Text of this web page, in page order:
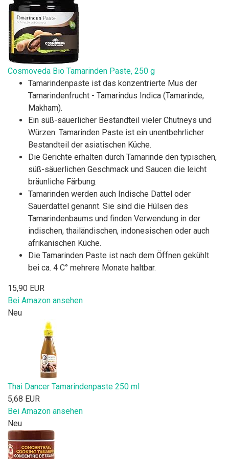
Cosmoveda Bio Tamarinden Paste, 250 g
Tamarindenpaste ist das konzentrierte Mus der
Tamarindenfrucht - Tamarindus Indica (Tamarinde,
Makham).
Ein süß-säuerlicher Bestandteil vieler Chutneys und
Würzen. Tamarinden Paste ist ein unentbehrlicher
Bestandteil der asiatischen Küche.
Die Gerichte erhalten durch Tamarinde den typischen,
süß-säuerlichen Geschmack und Saucen die leicht
bräunliche Färbung.
Tamarinden werden auch Indische Dattel oder
Sauerdattel genannt. Sie sind die Hülsen des
Tamarindenbaums und finden Verwendung in der
indischen, thailändischen, indonesischen oder auch
afrikanischen Küche.
Die Tamarinden Paste ist nach dem Öffnen gekühlt
bei ca. 4 C° mehrere Monate haltbar.
15,90 EUR
Bei Amazon ansehen
Neu
Thai Dancer Tamarindenpaste 250 ml
5,68 EUR
Bei Amazon ansehen
Neu